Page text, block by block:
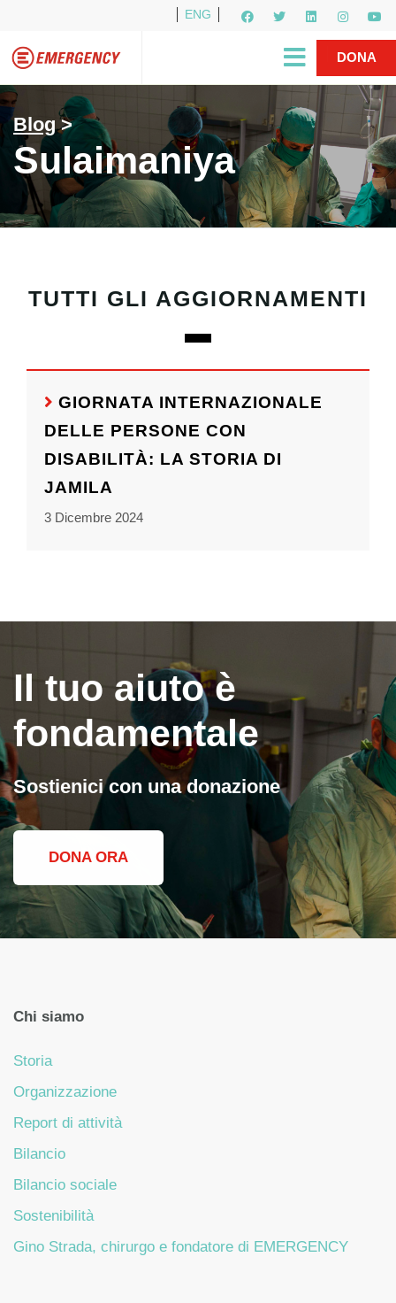
ENG
R1PUD1A
DONA
Blog>
Sulaimaniya
TUTTI GLI AGGIORNAMENTI
GIORNATA INTERNAZIONALE
DELLE PERSONE CON
DISABILITÀ: LA STORIA DI
JAMILA
3 Dicembre 2024
Il tuo aiuto è
fondamentale
Sostienici con una donazione
DONA ORA
Chi siamo
Storia
Organizzazione
Report di attività
Bilancio
Bilancio sociale
Sostenibilità
Gino Strada, chirurgo e fondatore di EMERGENCY